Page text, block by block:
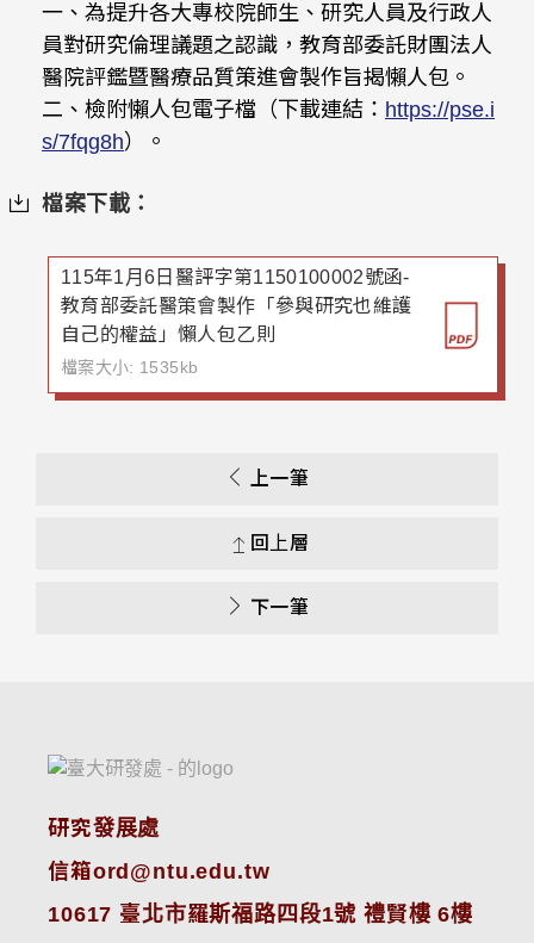
一、為提升各大專校院師生、研究人員及行政人
員對研究倫理議題之認識，教育部委託財團法人
醫院評鑑暨醫療品質策進會製作旨揭懶人包。
二、檢附懶人包電子檔（下載連結： https://pse.i
s/7fqg8h）。
檔案下載：
115年1月6日醫評字第1150100002號函-
教育部委託醫策會製作「參與研究也維護
自己的權益」懶人包乙則
檔案大小: 1535kb
上一筆
回上層
下一筆
研究發展處
信箱ord@ntu.edu.tw
10617 臺北市羅斯福路四段1號 禮賢樓 6樓